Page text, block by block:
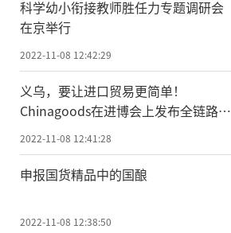
科学幼小衔接教师胜任力专题调研会
在京举行
2022-11-08 12:42:29
义乌，要让进口贸易更简单！
Chinagoods在进博会上发布全链路服
务产品
2022-11-08 12:41:28
申报国货精品中的国酿
2022-11-08 12:38:50